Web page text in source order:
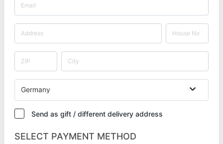
Germany
Send as gift / different delivery address
SELECT PAYMENT METHOD